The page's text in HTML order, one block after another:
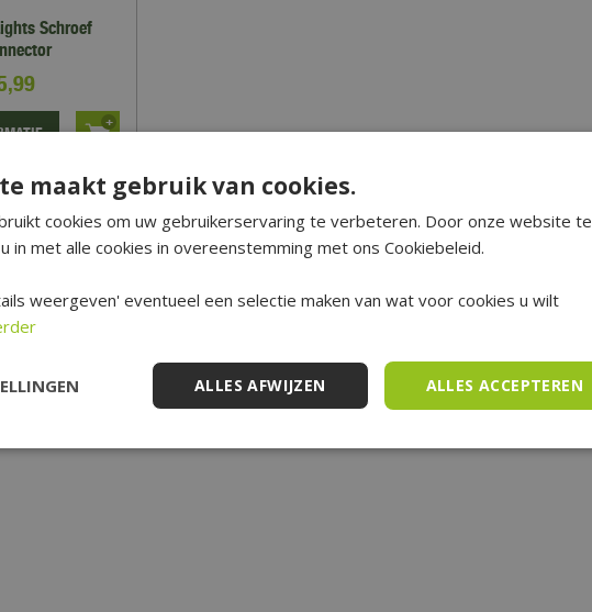
Schroef
,99
verlanglijst
maakt gebruik van cookies.
cookies om uw gebruikerservaring te verbeteren. Door onze website te
in met alle cookies in overeenstemming met ons Cookiebeleid.
weergeven' eventueel een selectie maken van wat voor cookies u wilt
ALLES ACCEPTEREN
ALLES AFWIJZEN